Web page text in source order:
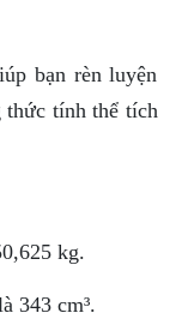
bạn rèn luyện
thức tính thể tích
kg.
343 cm³.